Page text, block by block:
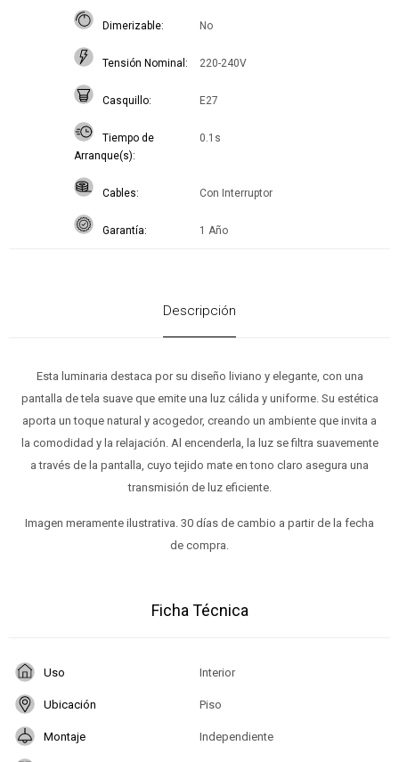
Dimerizable No
Tensión Nominal 220-240V
Casquillo E27
Tiempo de
Arranque(s)
0.1s
Cables Con Interruptor
Garantía 1 Año
Descripción
Esta luminaria destaca por su diseño liviano y elegante, con una
pantalla de tela suave que emite una luz cálida y uniforme. Su estética
aporta un toque natural y acogedor, creando un ambiente que invita a
la comodidad y la relajación. Al encenderla, la luz se filtra suavemente
a través de la pantalla, cuyo tejido mate en tono claro asegura una
transmisión de luz eficiente.
Imagen meramente ilustrativa. 30 días de cambio a partir de la fecha
de compra.
Ficha Técnica
Uso Interior
Ubicación Piso
Montaje Independiente